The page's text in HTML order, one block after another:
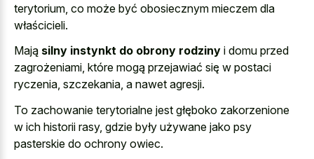
terytorium, co może być obosiecznym mieczem dla
właścicieli.
Mają silny instynkt do obrony rodziny i domu przed
zagrożeniami, które mogą przejawiać się w postaci
ryczenia, szczekania, a nawet agresji.
To zachowanie terytorialne jest głęboko zakorzenione
w ich historii rasy, gdzie były używane jako psy
pasterskie do ochrony owiec.